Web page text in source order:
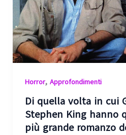
Horror, Approfondimenti
Di quella volta in cui
Stephen King hanno
più grande romanzo